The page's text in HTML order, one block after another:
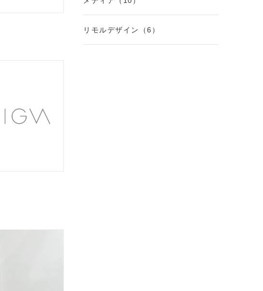
リモルデザイン（6）